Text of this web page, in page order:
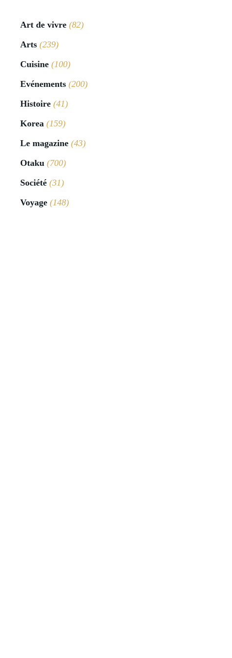
Art de vivre (82)
Arts (239)
Cuisine (100)
Evénements (200)
Histoire (41)
Korea (159)
Le magazine (43)
Otaku (700)
Société (31)
Voyage (148)